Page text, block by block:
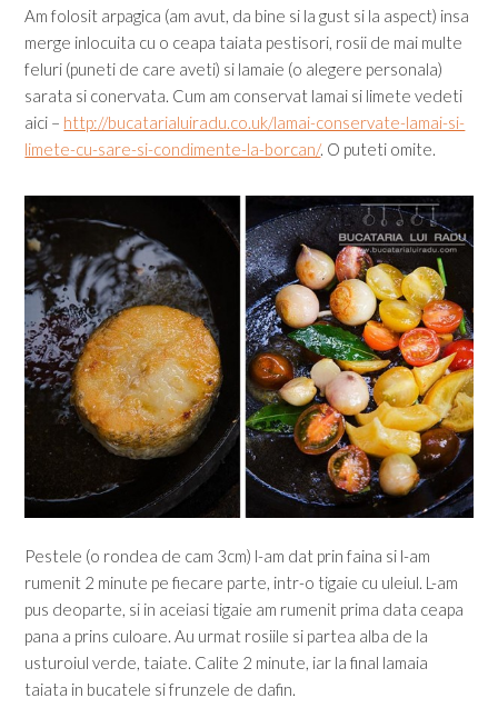
Am folosit arpagica (am avut, da bine si la gust si la aspect) insa
merge inlocuita cu o ceapa taiata pestisori, rosii de mai multe
feluri (puneti de care aveti) si lamaie (o alegere personala)
sarata si conervata. Cum am conservat lamai si limete vedeti
aici – http://bucatarialuiradu.co.uk/lamai-conservate-lamai-si-
limete-cu-sare-si-condimente-la-borcan/. O puteti omite.
Pestele (o rondea de cam 3cm) l-am dat prin faina si l-am
rumenit 2 minute pe fiecare parte, intr-o tigaie cu uleiul. L-am
pus deoparte, si in aceiasi tigaie am rumenit prima data ceapa
pana a prins culoare. Au urmat rosiile si partea alba de la
usturoiul verde, taiate. Calite 2 minute, iar la final lamaia
taiata in bucatele si frunzele de dafin.